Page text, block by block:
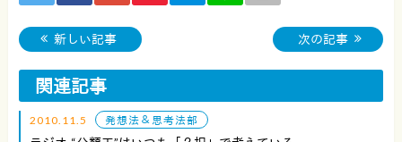
新しい記事 次の記事
関連記事
2010.11.5 発想法＆思考法部